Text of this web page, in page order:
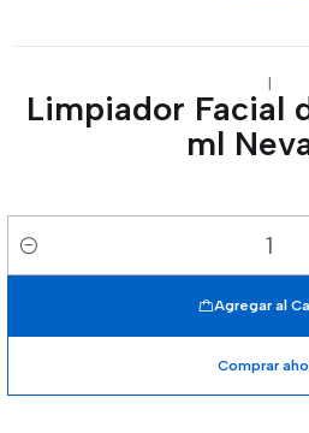
|
Limpiador Facial
ml
Cantidad
Agregar al
Comprar